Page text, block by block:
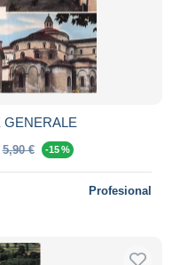
GENERALE
5,90 € -15 %
Profesional